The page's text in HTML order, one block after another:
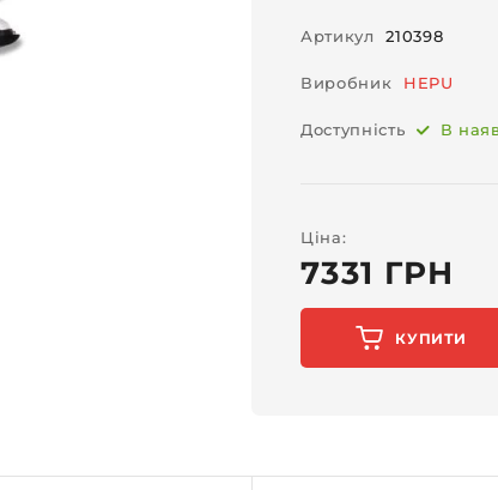
Артикул 210398
Виробник HEPU
Доступність В
Ціна:
7331 ГРН
КУПИТИ